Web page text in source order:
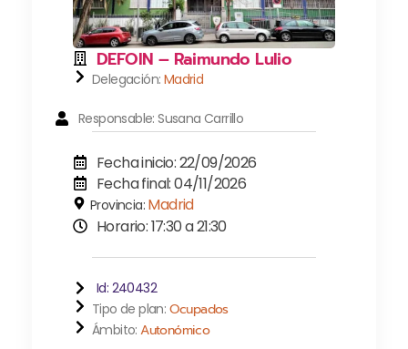
DEFOIN – Raimundo Lulio
Delegación: Madrid
Responsable: Susana Carrillo
Fecha inicio: 22/09/2026
Fecha final: 04/11/2026
Provincia: Madrid
Horario: 17:30 a 21:30
Id: 240432
Tipo de plan: Ocupados
Ámbito:Autonómico